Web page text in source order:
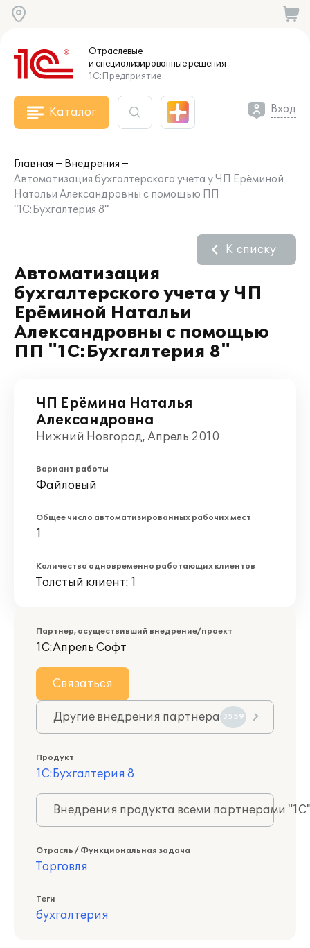
Отраслевые
и специализированныерешения
1С:Предприятие
Каталог Вход
Главная
Внедрения
Автоматизация бухгалтерского учета у ЧП Ерёминой
Натальи Александровны с помощью ПП
"1С:Бухгалтерия 8"
Автоматизация
бухгалтерского учета у ЧП
Ерёминой Натальи
Александровны с помощью
ПП "1С:Бухгалтерия 8"
К списку
ЧП Ерёмина Наталья
Александровна
Нижний Новгород, Апрель 2010
Вариант работы
Файловый
Общее число автоматизированных рабочих мест
1
Количество одновременно работающих клиентов
Толстый клиент: 1
Партнер, осуществивший внедрение/проект
1С:Апрель Софт
Связаться
Другие внедрения партнера 3559
Продукт
1С:Бухгалтерия 8
Внедрения продукта всеми партнерами
Отрасль / Функциональная задача
Торговля
Теги
бухгалтерия